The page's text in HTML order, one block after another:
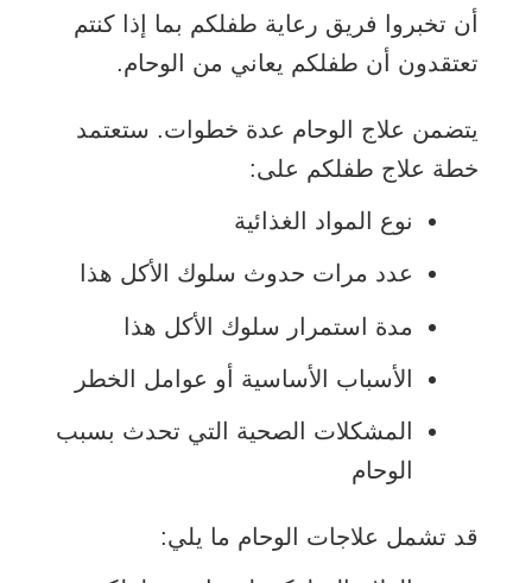
أن تخبروا فريق رعاية طفلكم بما إذا كنتم
تعتقدون أن طفلكم يعاني من الوحام.
يتضمن علاج الوحام عدة خطوات. ستعتمد
خطة علاج طفلكم على:
نوع المواد الغذائية
عدد مرات حدوث سلوك الأكل هذا
مدة استمرار سلوك الأكل هذا
الأسباب الأساسية أو عوامل الخطر
المشكلات الصحية التي تحدث بسبب
الوحام
قد تشمل علاجات الوحام ما يلي: